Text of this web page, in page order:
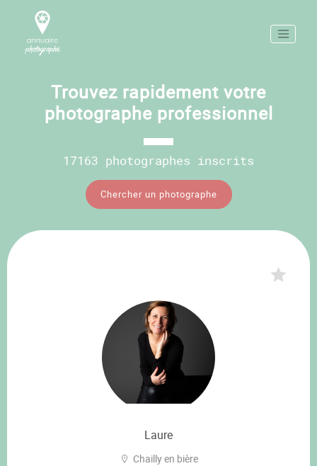
Trouvez rapidement votre
photographe professionnel
17163 photographes inscrits
Chercher un photographe
Laure
Chailly en bière